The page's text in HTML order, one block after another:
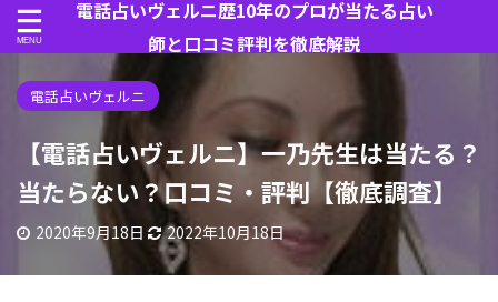
電話占いヴェルニ歴10年のプロが当たる占い
師と口コミ評判を徹底解説
電話占いヴェルニ
【電話占いヴェルニ】一乃先生は当たる？
当たらない？口コミ・評判【徹底調査】
2020年9月18日 2022年10月18日